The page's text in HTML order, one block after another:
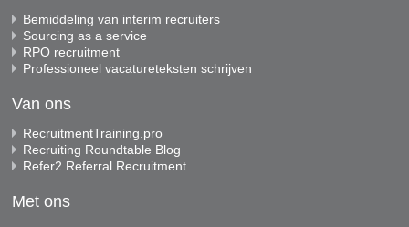
Bemiddeling van interim recruiters
Sourcing as a service
RPO recruitment
Professioneel vacatureteksten schrijven
Van ons
RecruitmentTraining.pro
Recruiting Roundtable Blog
Refer2 Referral Recruitment
Met ons